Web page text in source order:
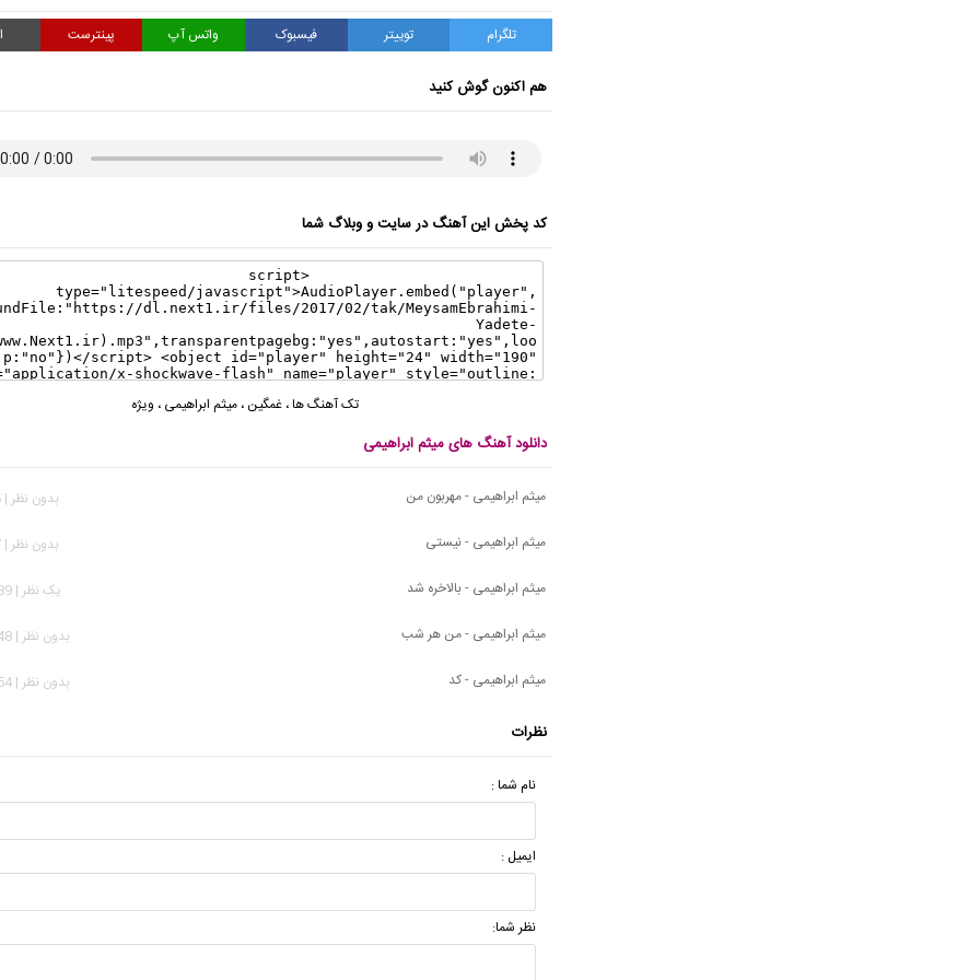
تلگرام توییتر فیسبوک واتس آپ پینترست
هم اکنون گوش کنید
کد پخش این آهنگ در سایت و وبلاگ شما
تک آهنگ ها، غمگین ، میثم ابراهیمی ، ویژه
دانلود آهنگ های میثم ابراهیمی
میثم ابراهیمی - مهربون من
بدون نظر | 345 بازدید
میثم ابراهیمی - نیستی
بدون نظر | 917 بازدید
میثم ابراهیمی - بالاخره شد
يک نظر | 1,489 بازدید
میثم ابراهیمی - من هر شب
بدون نظر | 2,348 بازدید
میثم ابراهیمی - کد
بدون نظر | 5,054 بازدید
نظرات
نام شما :
ایمیل :
نظر شما: